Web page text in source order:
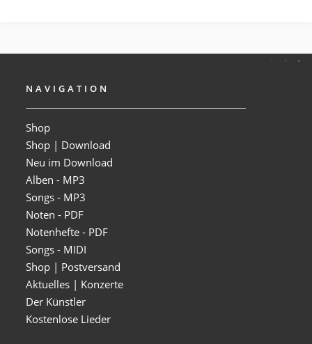
NAVIGATION
Shop
Shop | Download
Neu im Download
Alben - MP3
Songs - MP3
Noten - PDF
Notenhefte - PDF
Songs - MIDI
Shop | Postversand
Aktuelles | Konzerte
Der Künstler
Kostenlose Lieder